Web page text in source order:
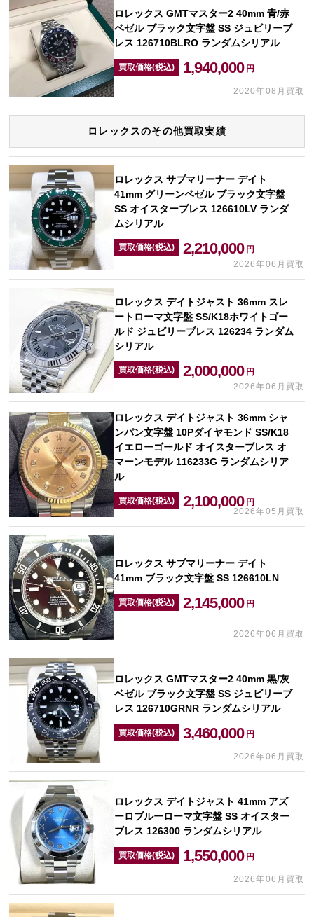
ロレックス GMTマスター2 40mm 青/赤
ベゼル ブラック文字盤 SS ジュビリーブ
レス 126710BLRO ランダムシリアル
買取価格(税込) 1,940,000 円
2020年08月買取
ロレックスのその他買取実績
ロレックス サブマリーナー デイト
41mm グリーンベゼル ブラック文字盤
SS オイスターブレス 126610LV ランダ
ムシリアル
買取価格(税込) 2,210,000 円
2026年06月買取
ロレックス デイトジャスト 36mm スレ
ートローマ文字盤 SS/K18ホワイトゴー
ルド ジュビリーブレス 126234 ランダム
シリアル
買取価格(税込) 2,000,000 円
2026年06月買取
ロレックス デイトジャスト 36mm シャ
ンパン文字盤 10Pダイヤモンド SS/K18
イエローゴールド オイスターブレス オ
マーンモデル 116233G ランダムシリア
ル
買取価格(税込) 2,100,000 円
2026年05月買取
ロレックス サブマリーナー デイト
41mm ブラック文字盤 SS 126610LN
買取価格(税込) 2,145,000 円
2026年06月買取
ロレックス GMTマスター2 40mm 黒/灰
ベゼル ブラック文字盤 SS ジュビリーブ
レス 126710GRNR ランダムシリアル
買取価格(税込) 3,460,000 円
2026年06月買取
ロレックス デイトジャスト 41mm アズ
ーロブルーローマ文字盤 SS オイスター
ブレス 126300 ランダムシリアル
買取価格(税込) 1,550,000 円
2026年06月買取